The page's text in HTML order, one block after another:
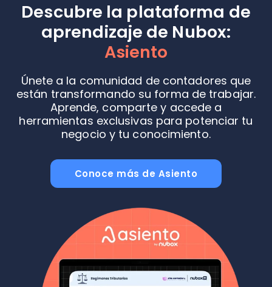
Descubre la plataforma de
aprendizaje de Nubox:
Asiento
Únete a la comunidad de contadores que
están transformando su forma de trabajar.
Aprende, comparte y accede a
herramientas exclusivas para potenciar tu
negocio y tu conocimiento.
Conoce más de Asiento